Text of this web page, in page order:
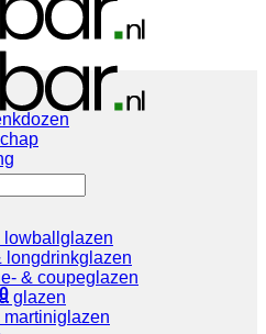
0
lowballglazen
longdrinkglazen
& coupeglazen
glazen